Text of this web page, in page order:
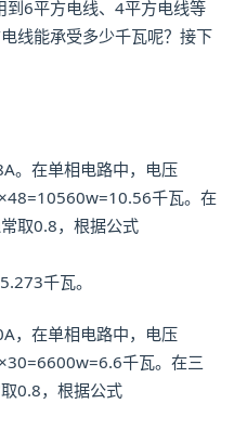
到6平方电线、4平方电线等
线能承受多少千瓦呢？接下
。在单相电路中，电压
千瓦。在
取0.8，根据公式
千瓦。
，在单相电路中，电压
千瓦。在三
0.8，根据公式